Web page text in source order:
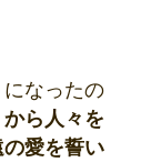
なったの
ら人々を
愛を誓い